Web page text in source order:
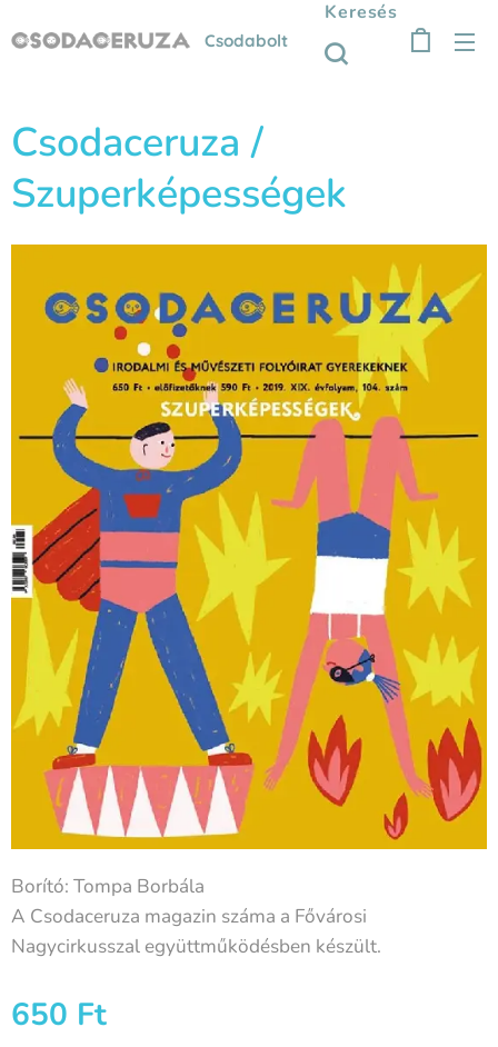
Csodabolt
Keresés
Csodaceruza /
Szuperképességek
Borító: Tompa Borbála
A Csodaceruza magazin száma a Fővárosi
Nagycirkusszal együttműködésben készült.
650 Ft